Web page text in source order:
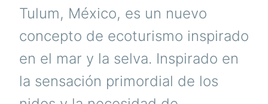
Tulum, México, es un nuevo
concepto de ecoturismo inspirado
en el mar y la selva. Inspirado en
la sensación primordial de los